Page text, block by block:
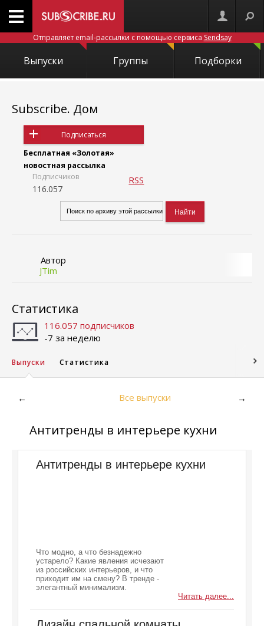
Отправляет email-рассылки с помощью сервиса Sendsay
Выпуски Группы Подборки
Subscribe. Дом
Подписаться
Бесплатная «Золотая»
новостная рассылка
Подписчиков
116.057
RSS
Автор
JTim
Статистика
116.057 подписчиков
-7 за неделю
Выпуски Статистика
← Все выпуски →
Антитренды в интерьере кухни
Антитренды в интерьере кухни
Что модно, а что безнадежно
устарело? Какие явления исчезают
из российских интерьеров, и что
приходит им на смену? В тренде -
элегантный минимализм.
Читать далее...